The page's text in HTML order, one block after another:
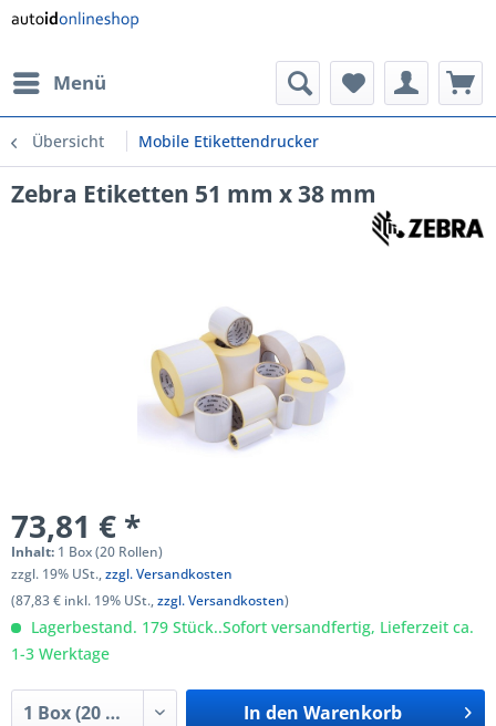
Menü
Übersicht Mobile Etikettendrucker
Zebra Etiketten 51 mm x 38 mm
73,81 € *
Inhalt: 1 Box (20 Rollen)
zzgl. 19% USt.,zzgl. Versandkosten
(87,83 € inkl. 19% USt.,zzgl. Versandkosten)
Lagerbestand. 179 Stück..Sofort versandfertig, Lieferzeit ca.
1-3 Werktage
In den Warenkorb